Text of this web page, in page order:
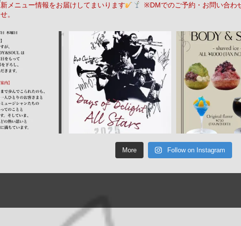
新メニュー情報をお届けしてまいります
※DMでのご予約・お問い合わ
せ。
More Follow on Instagram